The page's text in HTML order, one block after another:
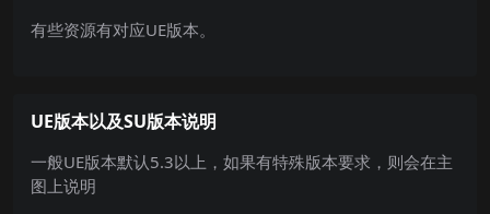
有些资源有对应UE版本。
UE版本以及SU版本说明
一般UE版本默认5.3以上，如果有特殊版本要求，则会在主
图上说明